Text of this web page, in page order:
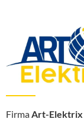
FirmaArt-Elektrix